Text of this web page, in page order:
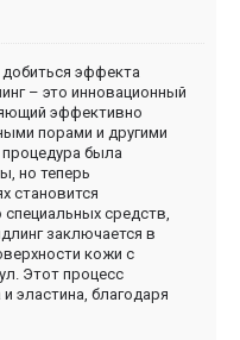
эффекта
– это инновационный
эффективно
порами и другими
была
но теперь
становится
средств,
заключается в
кожи с
Этот процесс
эластина, благодаря